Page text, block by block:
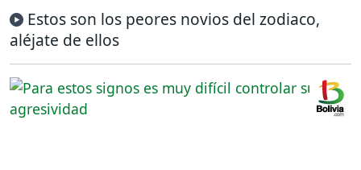
Estos son los peores novios del zodiaco,
aléjate de ellos